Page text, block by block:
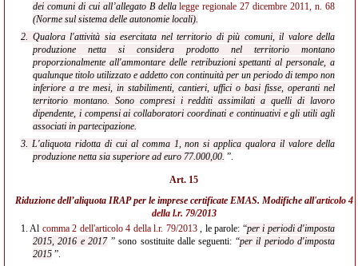
dei comuni di cui all’allegato B dellalegge regionale 27 dicembre 2011, n. 68
(Norme sul sistema delle autonomie locali).
2. Qualora l'attività sia esercitata nel territorio di più comuni, il valore della
produzione netta si considera prodotto nel territorio montano
proporzionalmente all'ammontare delle retribuzioni spettanti al personale, a
qualunque titolo utilizzato e addetto con continuità per un periodo di tempo non
inferiore a tre mesi, in stabilimenti, cantieri, uffici o basi fisse, operanti nel
territorio montano. Sono compresi i redditi assimilati a quelli di lavoro
dipendente, i compensi ai collaboratori coordinati e continuativi e gli utili agli
associati in partecipazione.
3. L'aliquota ridotta di cui al comma 1, non si applica qualora il valore della
produzione netta sia superiore ad euro 77.000,00. ”.
Art. 15
Riduzione dell’aliquota IRAP per le imprese certificate EMAS. Modifiche all'articolo 4
della l.r. 79/2013
1. Al comma 2 dell'articolo 4 della l.r. 79/2013, le parole: “per i periodi d'imposta
2015, 2016 e 2017” sono sostituite dalle seguenti: “per il periodo d'imposta
2015 ”.